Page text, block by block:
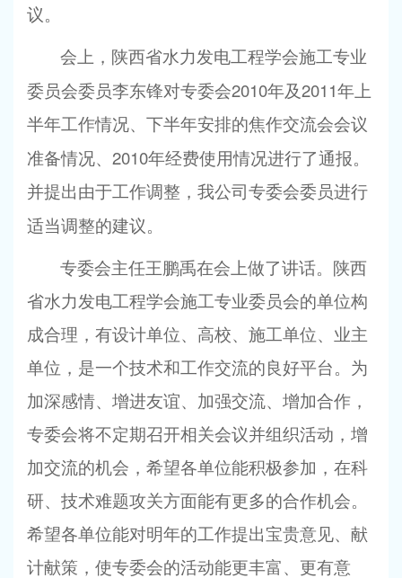
议。
会上，陕西省水力发电工程学会施工专业
委员会委员李东锋对专委会2010年及2011年上
半年工作情况、下半年安排的焦作交流会会议
准备情况、 2010年经费使用情况进行了通报。
并提出由于工作调整，我公司专委会委员进行
适当调整的建议。
专委会主任王鹏禹在会上做了讲话。陕西
省水力发电工程学会施工专业委员会的单位构
成合理，有设计单位、高校、施工单位、业主
单位，是一个技术和工作交流的良好平台。为
加深感情、增进友谊、加强交流、增加合作，
专委会将不定期召开相关会议并组织活动，增
加交流的机会，希望各单位能积极参加，在科
研、技术难题攻关方面能有更多的合作机会。
希望各单位能对明年的工作提出宝贵意见、献
计献策，使专委会的活动能更丰富、更有意